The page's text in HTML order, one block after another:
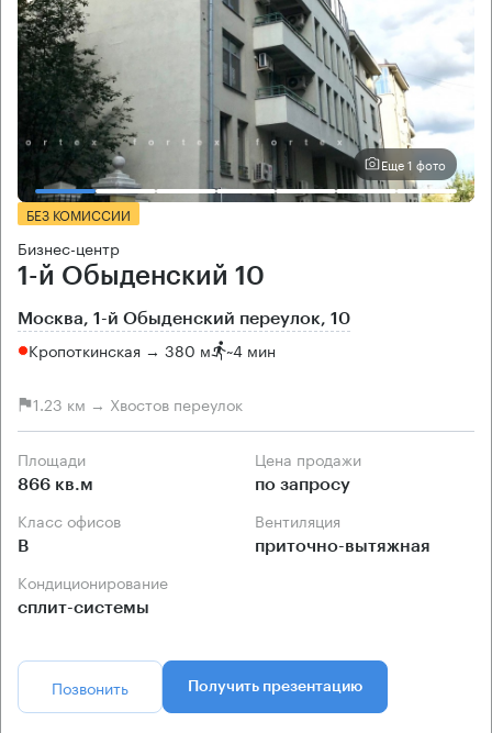
Еще 1 фото
БЕЗ КОМИССИИ
Бизнес-центр
1-й Обыденский 10
Москва, 1-й Обыденский переулок, 10
Кропоткинская → 380 м ~4 мин
1.23 км → Хвостов переулок
Площади
866 кв.м
Цена продажи
по запросу
Класс офисов
B
Вентиляция
приточно-вытяжная
Кондиционирование
сплит-системы
Позвонить Получить презентацию